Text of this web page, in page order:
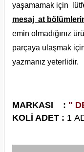
yaşamamak için
mesaj at
emin olmadığınız
parçaya ulaşmak
yazmanız yeterlidir.
MARKASI : "
KOLİ ADET : 1